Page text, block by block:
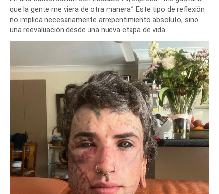
que la gente me viera de otra manera.” Este tipo de reflexión
no implica necesariamente arrepentimiento absoluto, sino
una reevaluación desde una nueva etapa de vida.